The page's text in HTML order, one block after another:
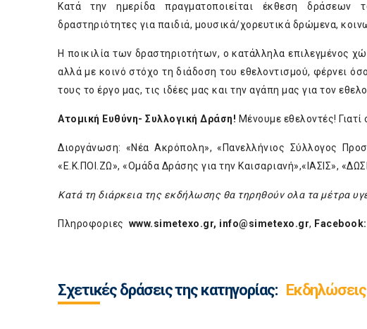
Κατά την ημερίδα πραγματοποιείται έκθεση δράσεων
δραστηριότητες για παιδιά, μουσικά/χορευτικά δρώμενα,
Η ποικιλία των δραστηριοτήτων, ο κατάλληλα επιλεγμένος
αλλά με κοινό στόχο τη διάδοση του εθελοντισμού, φέρνει
τους το έργο μας, τις ιδέες μας και την αγάπη μας για τον
Ατομική Ευθύνη- Συλλογική Δράση! Μένουμε εθελοντές!
Διοργάνωση: «Νέα Ακρόπολη», «Πανελλήνιος Σύλλογος
«Ε.Κ.ΠΟΙ.ΖΩ», «Ομάδα Δράσης για την Καισαριανή»,«ΙΑΣΙΣ»,
Κατά τη διάρκεια της εκδήλωσης θα τηρηθούν ολα τα μέτρα
Πληροφοριες www.simetexo.gr, info@simetexo.gr,
Σχετικές δράσεις της κατηγορίας: Εκδηλώσεις